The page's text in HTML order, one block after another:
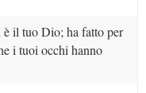
il tuo Dio; ha fatto per
i tuoi occhi hanno